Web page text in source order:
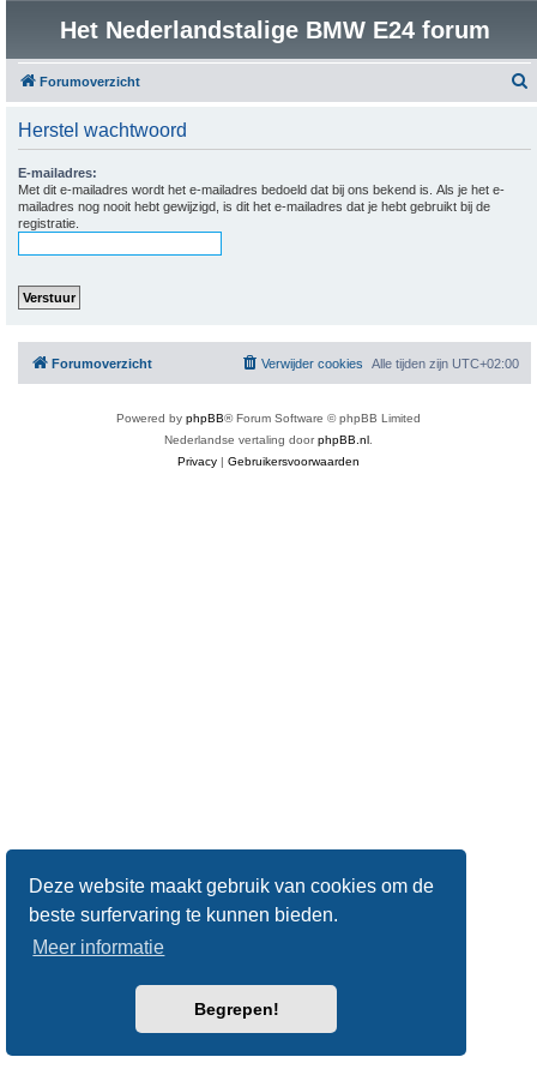
Deze website maakt gebruik van cookies om de
beste surfervaring te kunnen bieden.
Meer informatie
Begrepen!
Het Nederlandstalige BMW E24 forum
Forumoverzicht
Herstel wachtwoord
E-mailadres:
Met dit e-mailadres wordt het e-mailadres bedoeld dat bij ons bekend is. Als je het e-
mailadres nog nooit hebt gewijzigd, is dit het e-mailadres dat je hebt gebruikt bij de
registratie.
Forumoverzicht Alle tijden zijn UTC+02:00
Verwijder cookies
Powered by phpBB® Forum Software © phpBB Limited
Nederlandse vertaling doorphpBB.nl
Privacy | Gebruikersvoorwaarden